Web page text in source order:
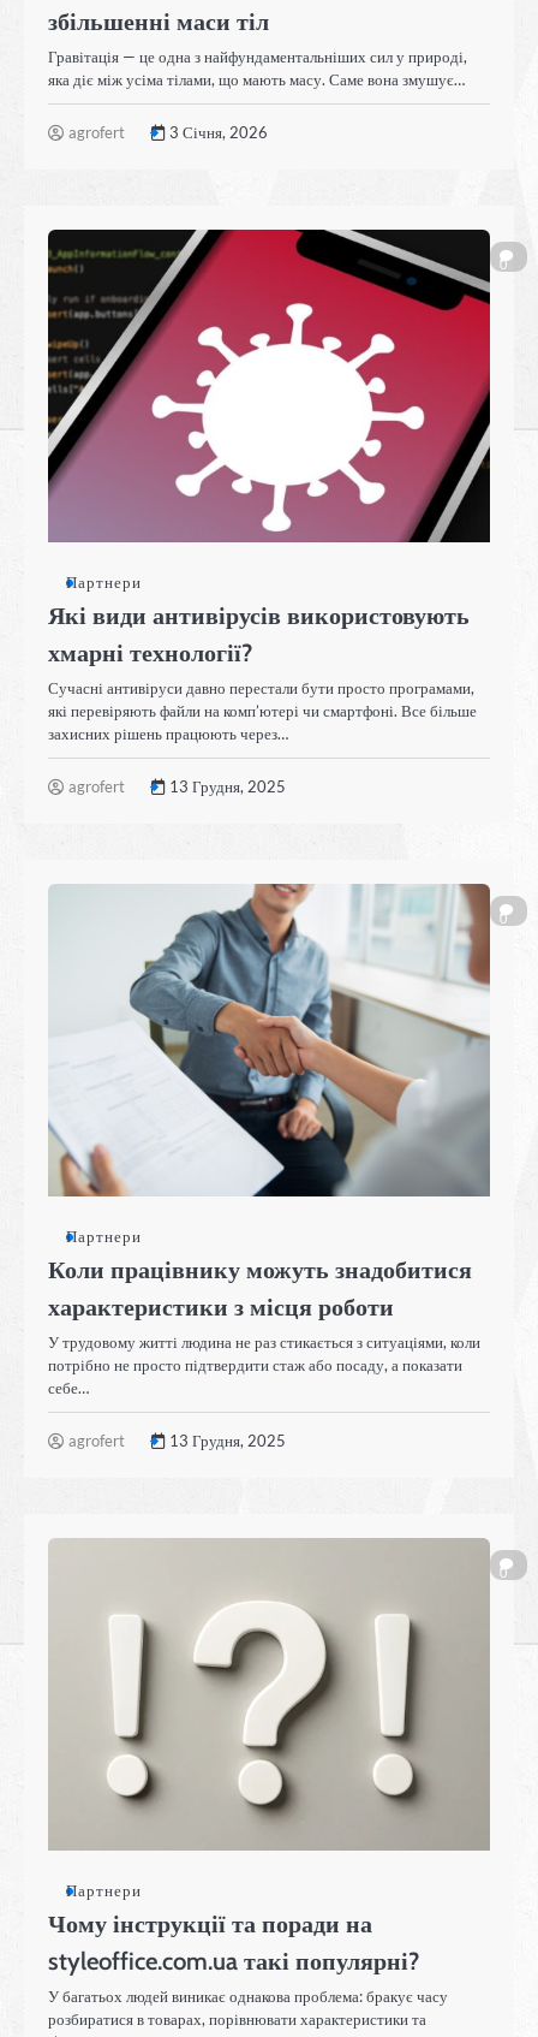
збільшенні маси тіл
Гравітація — це одна з найфундаментальніших сил у природі,
яка діє між усіма тілами, що мають масу. Саме вона змушує…
agrofert 3 Січня, 2026
0
Партнери
Які види антивірусів використовують
хмарні технології?
Сучасні антивіруси давно перестали бути просто програмами,
які перевіряють файли на комп’ютері чи смартфоні. Все більше
захисних рішень працюють через…
agrofert 13 Грудня, 2025
0
Партнери
Коли працівнику можуть знадобитися
характеристики з місця роботи
У трудовому житті людина не раз стикається з ситуаціями, коли
потрібно не просто підтвердити стаж або посаду, а показати
себе…
agrofert 13 Грудня, 2025
0
Партнери
Чому інструкції та поради на
styleoffice.com.ua такі популярні?
У багатьох людей виникає однакова проблема: бракує часу
розбиратися в товарах, порівнювати характеристики та